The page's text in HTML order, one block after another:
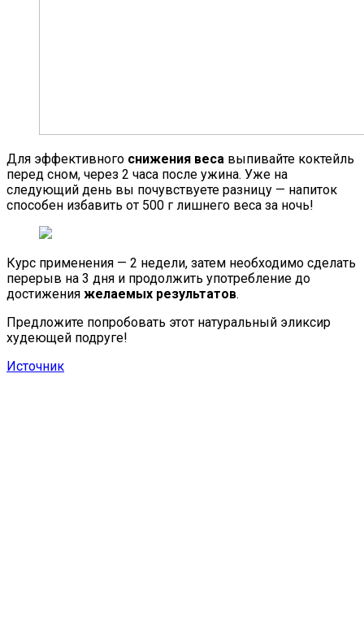
Для эффективного снижения веса выпивайте коктейль
перед сном, через 2 часа после ужина. Уже на
следующий день вы почувствуете разницу — напиток
способен избавить от 500 г лишнего веса за ночь!
Курс применения — 2 недели, затем необходимо сделать
перерыв на 3 дня и продолжить употребление до
достижения желаемых результатов.
Предложите попробовать этот натуральный эликсир
худеющей подруге!
Источник